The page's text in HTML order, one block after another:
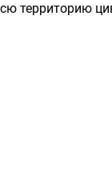
территорию